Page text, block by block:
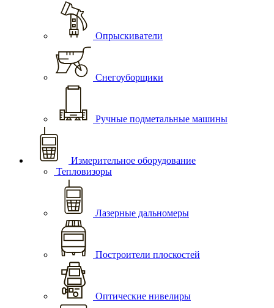
Опрыскиватели
Снегоуборщики
Ручные подметальные машины
Измерительное оборудование
Тепловизоры
Лазерные дальномеры
Построители плоскостей
Оптические нивелиры